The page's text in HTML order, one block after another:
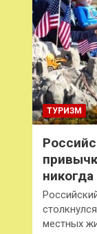
ТУРИЗМ
местных